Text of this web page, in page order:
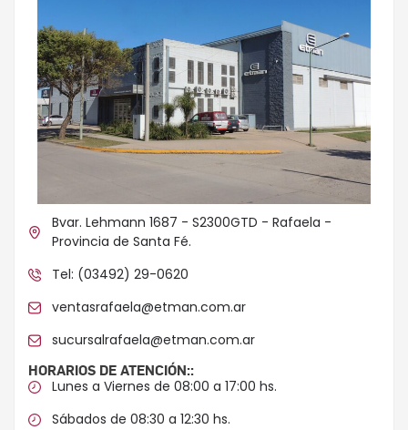
Bvar. Lehmann 1687 - S2300GTD - Rafaela -
Provincia de Santa Fé.
Tel: (03492) 29-0620
ventasrafaela@etman.com.ar
sucursalrafaela@etman.com.ar
HORARIOS DE ATENCIÓN::
Lunes a Viernes de 08:00 a 17:00 hs.
Sábados de 08:30 a 12:30 hs.